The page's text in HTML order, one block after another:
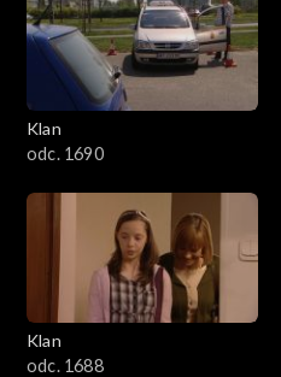
2801–2900
2701–2800
2501–2600
2401–2500
2301–2400
Klan
odc. 1690
Klan
odc. 1688